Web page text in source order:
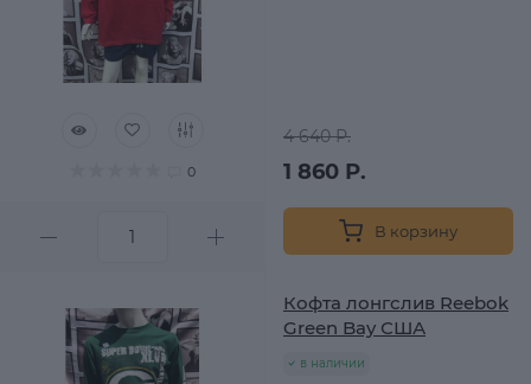
0
4 640 Р.
1 860 Р.
В корзину
Кофта лонгслив Reebok
Green Bay США
в наличии